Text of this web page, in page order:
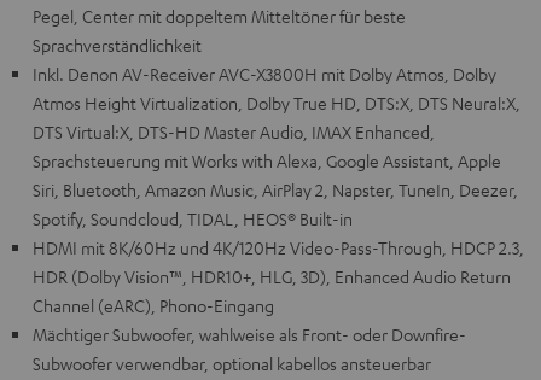
Pegel, Center mit doppeltem Mitteltöner für beste
Sprachverständlichkeit
Inkl. Denon AV-Receiver AVC-X3800H mit Dolby Atmos, Dolby
Atmos Height Virtualization, Dolby True HD, DTS:X, DTS Neural:X,
DTS Virtual:X, DTS-HD Master Audio, IMAX Enhanced,
Sprachsteuerung mit Works with Alexa, Google Assistant, Apple
Siri, Bluetooth, Amazon Music, AirPlay 2, Napster, TuneIn, Deezer,
Spotify, Soundcloud, TIDAL, HEOS® Built-in
HDMI mit 8K/60Hz und 4K/120Hz Video-Pass-Through, HDCP 2.3,
HDR (Dolby Vision™, HDR10+, HLG, 3D), Enhanced Audio Return
Channel (eARC), Phono-Eingang
Mächtiger Subwoofer, wahlweise als Front- oder Downfire-
Subwoofer verwendbar, optional kabellos ansteuerbar